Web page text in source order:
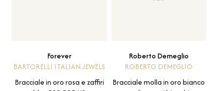
Forever
BARTORELLI ITALIAN JEWELS
Bracciale in oro rosa e zaffiri
Roberto Demeglio
ROBERTO DEMEGLIO
Bracciale molla in oro bianco